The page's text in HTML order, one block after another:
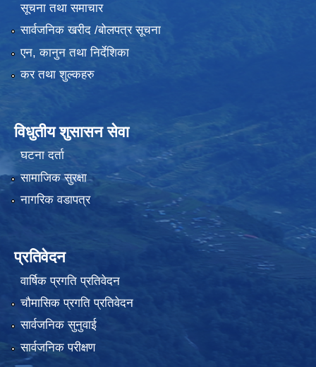
सूचना तथा समाचार
सार्वजनिक खरीद /बोलपत्र सूचना
एन, कानुन तथा निर्देशिका
कर तथा शुल्कहरु
विधुतीय शुसासन सेवा
घटना दर्ता
सामाजिक सुरक्षा
नागरिक वडापत्र
प्रतिवेदन
वार्षिक प्रगति प्रतिवेदन
चौमासिक प्रगति प्रतिवेदन
सार्वजनिक सुनुवाई
सार्वजनिक परीक्षण